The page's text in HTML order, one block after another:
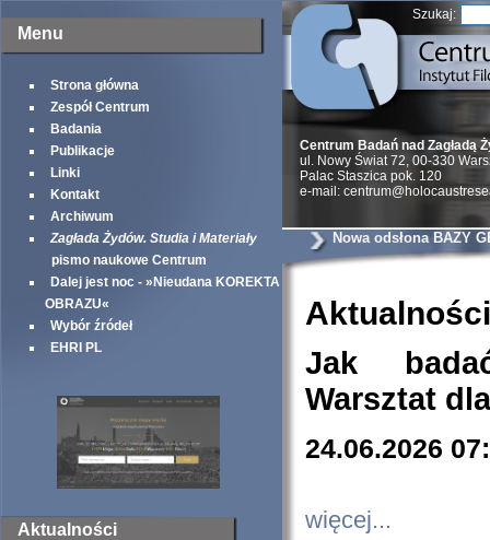
Menu
Strona główna
Zespół Centrum
Badania
Publikacje
Linki
Kontakt
Archiwum
Zagłada Żydów. Studia i Materiały
pismo naukowe Centrum
Dalej jest noc - »Nieudana KOREKTA
OBRAZU«
Wybór źródeł
EHRI PL
Aktualności
Szukaj:
Centrum Badań nad Zagładą
ul. Nowy Świat 72, 00-330
Palac Staszica pok. 120
e-mail:
Nowa odsłona BAZY
Aktualności
Jak
Warsztat
24.06.2026
więcej...